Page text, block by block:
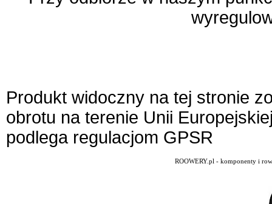
Produkt widoczny na tej stronie
obrotu na terenie Unii
podlega regulacjom GPSR
ROOWERY.pl - komponenty i